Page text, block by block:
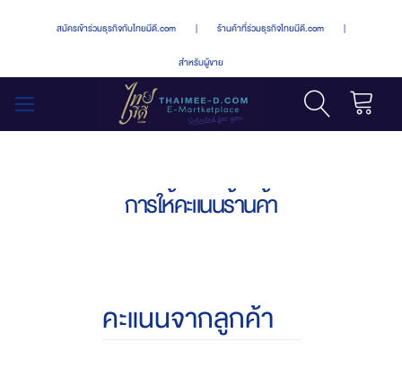
สมัครเข้าร่วมธุรกิจกับไทยมีดี.com | ร้านค้าที่ร่วมธุรกิจไทยมีดี.com |
สำหรับผู้ขาย
การให้คะแนนร้านค้า
คะแนนจากลูกค้า